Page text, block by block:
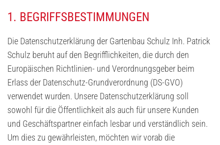
1. BEGRIFFSBESTIMMUNGEN
Die Datenschutzerklärung der Gartenbau Schulz Inh. Patrick
Schulz beruht auf den Begrifflichkeiten, die durch den
Europäischen Richtlinien- und Verordnungsgeber beim
Erlass der Datenschutz-Grundverordnung (DS-GVO)
verwendet wurden. Unsere Datenschutzerklärung soll
sowohl für die Öffentlichkeit als auch für unsere Kunden
und Geschäftspartner einfach lesbar und verständlich sein.
Um dies zu gewährleisten, möchten wir vorab die